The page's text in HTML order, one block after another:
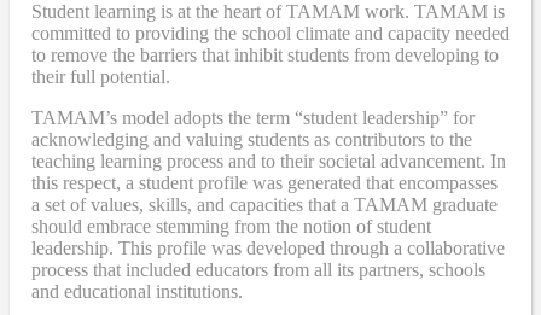
Student learning is at the heart of TAMAM work. TAMAM is
committed to providing the school climate and capacity needed
to remove the barriers that inhibit students from developing to
their full potential.
TAMAM’s model adopts the term “student leadership” for
acknowledging and valuing students as contributors to the
teaching learning process and to their societal advancement. In
this respect, a student profile was generated that encompasses
a set of values, skills, and capacities that a TAMAM graduate
should embrace stemming from the notion of student
leadership. This profile was developed through a collaborative
process that included educators from all its partners, schools
and educational institutions.